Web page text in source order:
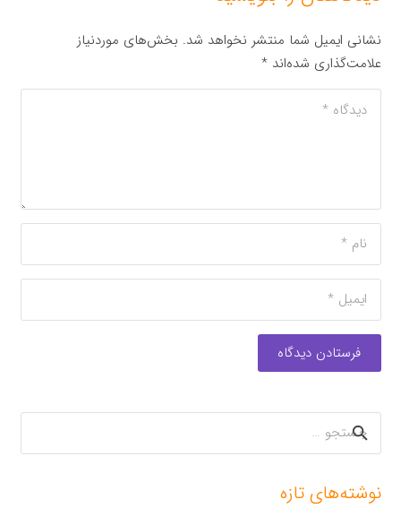
نشانی ایمیل شما منتشر نخواهد شد. بخش‌های موردنیاز
علامت‌گذاری شده‌اند*
فرستادن دیدگاه
جستجو
برای:
نوشته‌های تازه